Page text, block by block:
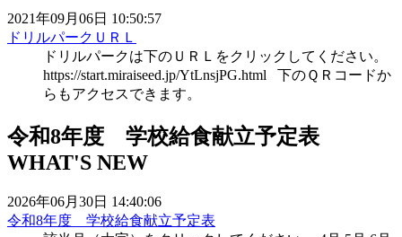
2021年09月06日 10:50:57
ドリルパークＵＲＬ
ドリルパークは下のＵＲＬをクリックしてください。
https://start.miraiseed.jp/YtLnsjPG.html 下のＱＲコードか
らもアクセスできます。
令和8年度 学校給食献立予定表
WHAT'S NEW
2026年06月30日 14:40:06
令和8年度 学校給食献立予定表